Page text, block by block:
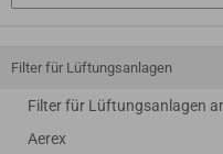
Filter für Lüftungsanlagen
Filter für Lüftungsanlagen
Aerex